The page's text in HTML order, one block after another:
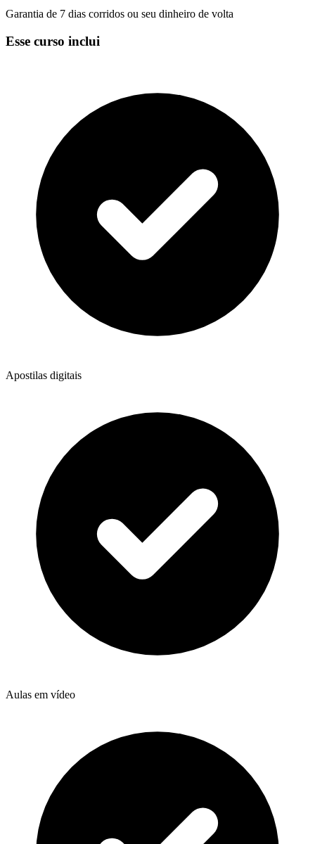
Garantia de 7 dias corridos ou seu dinheiro de volta
Esse curso inclui
Apostilas digitais
Aulas em vídeo